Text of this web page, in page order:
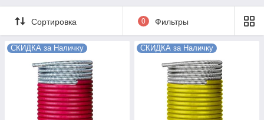
Сортировка 0 Фильтры
СКИДКА за Наличку СКИДКА за Наличку